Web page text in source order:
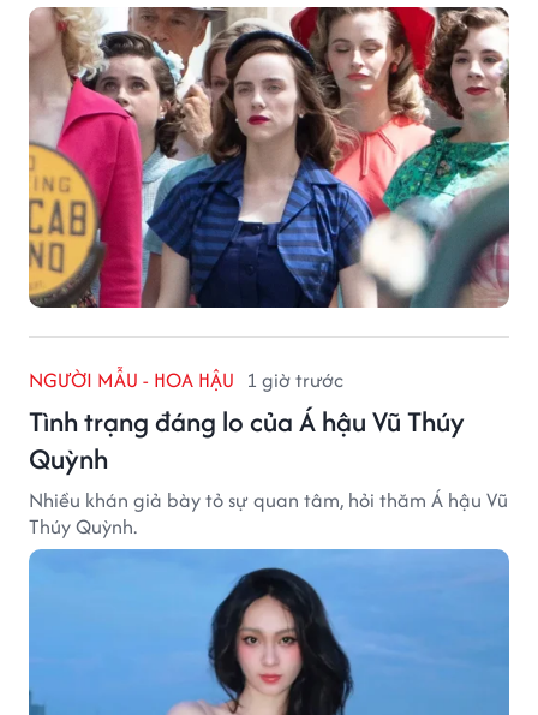
NGƯỜI MẪU - HOA HẬU 1 giờ trước
Tình trạng đáng lo của Á hậu Vũ Thúy
Quỳnh
Nhiều khán giả bày tỏ sự quan tâm, hỏi thăm Á hậu Vũ
Thúy Quỳnh.